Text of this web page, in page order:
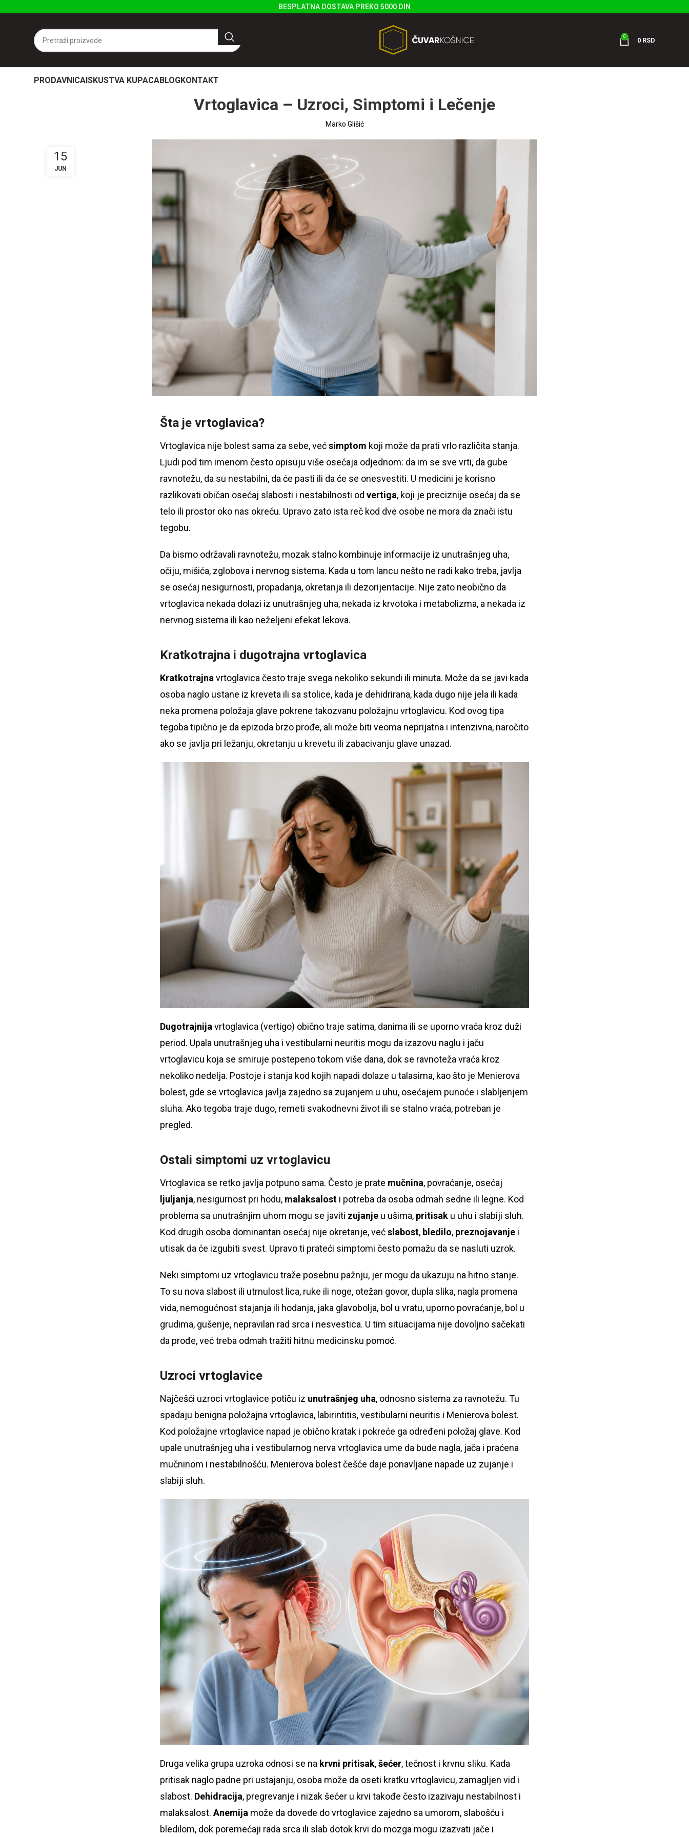
0
0 RSD
PRODAVNICAISKUSTVA KUPACABLOGKONTAKT
Vrtoglavica – Uzroci, Simptomi i Lečenje
Marko Glišić
15
JUN
Šta je vrtoglavica?
Vrtoglavica nije bolest sama za sebe, većsimptom koji može da prati vrlo različita stanja.
Ljudi pod tim imenom često opisuju više osećaja odjednom: da im se sve vrti, da gube
ravnotežu, da su nestabilni, da će pasti ili da će se onesvestiti. U medicini je korisno
razlikovati običan osećaj slabosti i nestabilnosti od vertiga, koji je preciznije osećaj da se
telo ili prostor oko nas okreću. Upravo zato ista reč kod dve osobe ne mora da znači istu
tegobu.
Da bismo održavali ravnotežu, mozak stalno kombinuje informacije iz unutrašnjeg uha,
očiju, mišića, zglobova i nervnog sistema. Kada u tom lancu nešto ne radi kako treba, javlja
se osećaj nesigurnosti, propadanja, okretanja ili dezorijentacije. Nije zato neobično da
vrtoglavica nekada dolazi iz unutrašnjeg uha, nekada iz krvotoka i metabolizma, a nekada iz
nervnog sistema ili kao neželjeni efekat lekova.
Kratkotrajna i dugotrajna vrtoglavica
Kratkotrajna vrtoglavica često traje svega nekoliko sekundi ili minuta. Može da se javi kada
osoba naglo ustane iz kreveta ili sa stolice, kada je dehidrirana, kada dugo nije jela ili kada
neka promena položaja glave pokrene takozvanu položajnu vrtoglavicu. Kod ovog tipa
tegoba tipično je da epizoda brzo prođe, ali može biti veoma neprijatna i intenzivna, naročito
ako se javlja pri ležanju, okretanju u krevetu ili zabacivanju glave unazad.
Dugotrajnija vrtoglavica (vertigo) obično traje satima, danima ili se uporno vraća kroz duži
period. Upala unutrašnjeg uha i vestibularni neuritis mogu da izazovu naglu i jaču
vrtoglavicu koja se smiruje postepeno tokom više dana, dok se ravnoteža vraća kroz
nekoliko nedelja. Postoje i stanja kod kojih napadi dolaze u talasima, kao što je Menierova
bolest, gde se vrtoglavica javlja zajedno sa zujanjem u uhu, osećajem punoće i slabljenjem
sluha. Ako tegoba traje dugo, remeti svakodnevni život ili se stalno vraća, potreban je
pregled.
Ostali simptomi uz vrtoglavicu
Vrtoglavica se retko javlja potpuno sama. Često je prate mučnina, povraćanje, osećaj
ljuljanja, nesigurnost pri hodu, malaksalost i potreba da osoba odmah sedne ili legne. Kod
problema sa unutrašnjim uhom mogu se javiti zujanje u ušima, pritisak u uhu i slabiji sluh.
Kod drugih osoba dominantan osećaj nije okretanje, većslabost, bledilo, preznojavanje i
utisak da će izgubiti svest. Upravo ti prateći simptomi često pomažu da se nasluti uzrok.
Neki simptomi uz vrtoglavicu traže posebnu pažnju, jer mogu da ukazuju na hitno stanje.
To su nova slabost ili utrnulost lica, ruke ili noge, otežan govor, dupla slika, nagla promena
vida, nemogućnost stajanja ili hodanja, jaka glavobolja, bol u vratu, uporno povraćanje, bol u
grudima, gušenje, nepravilan rad srca i nesvestica. U tim situacijama nije dovoljno sačekati
da prođe, već treba odmah tražiti hitnu medicinsku pomoć.
Uzroci vrtoglavice
Najčešći uzroci vrtoglavice potiču iz unutrašnjeg uha, odnosno sistema za ravnotežu. Tu
spadaju benigna položajna vrtoglavica, labirintitis, vestibularni neuritis i Menierova bolest.
Kod položajne vrtoglavice napad je obično kratak i pokreće ga određeni položaj glave. Kod
upale unutrašnjeg uha i vestibularnog nerva vrtoglavica ume da bude nagla, jača i praćena
mučninom i nestabilnošću. Menierova bolest češće daje ponavljane napade uz zujanje i
slabiji sluh.
Druga velika grupa uzroka odnosi se na krvni pritisak,šećer, tečnost i krvnu sliku. Kada
pritisak naglo padne pri ustajanju, osoba može da oseti kratku vrtoglavicu, zamagljen vid i
slabost. Dehidracija, pregrevanje i nizak šećer u krvi takođe često izazivaju nestabilnost i
malaksalost. Anemija može da dovede do vrtoglavice zajedno sa umorom, slabošću i
bledilom, dok poremećaji rada srca ili slab dotok krvi do mozga mogu izazvati jače i
BESPLATNA DOSTAVA PREKO 5000 DIN